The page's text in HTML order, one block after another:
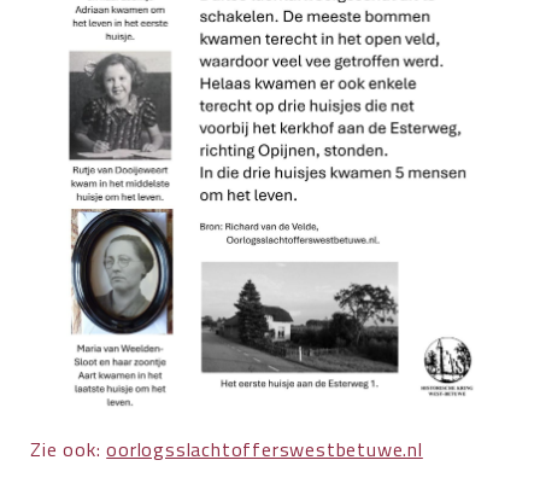
Zie ook:oorlogsslachtofferswestbetuwe.nl